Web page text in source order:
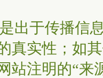
出于传播信
真实性；如
站注明的“来